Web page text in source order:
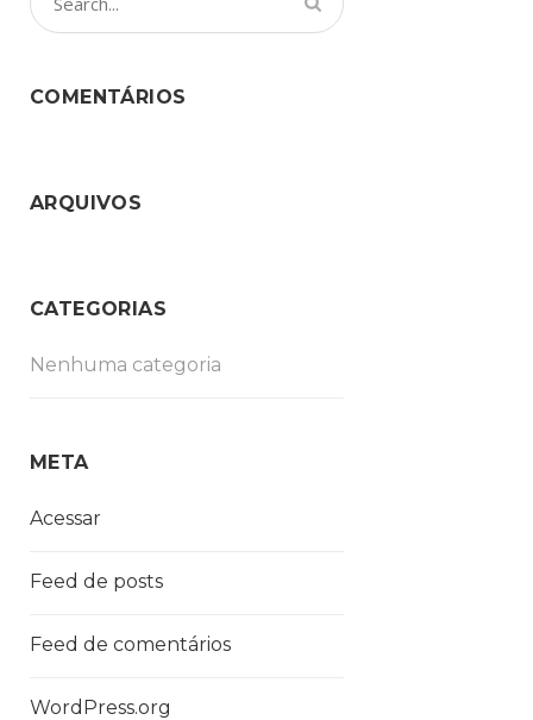
COMENTÁRIOS
ARQUIVOS
CATEGORIAS
Nenhuma categoria
META
Acessar
Feed de posts
Feed de comentários
WordPress.org